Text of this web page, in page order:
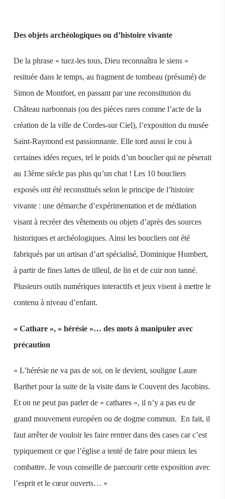
Des objets archéologiques ou d’histoire vivante
De la phrase « tuez-les tous, Dieu reconnaîtra le siens »
resituée dans le temps, au fragment de tombeau (présumé) de
Simon de Montfort, en passant par une reconstitution du
Château narbonnais (ou des pièces rares comme l’acte de la
création de la ville de Cordes-sur Ciel), l’exposition du musée
Saint-Raymond est passionnante. Elle tord aussi le cou à
certaines idées reçues, tel le poids d’un bouclier qui ne pèserait
au 13ème siècle pas plus qu’un chat ! Les 10 boucliers
exposés ont été reconstitués selon le principe de l’histoire
vivante : une démarche d’expérimentation et de médiation
visant à recréer des vêtements ou objets d’après des sources
historiques et archéologiques. Ainsi les boucliers ont été
fabriqués par un artisan d’art spécialisé, Dominique Humbert,
à partir de fines lattes de tilleul, de lin et de cuir non tanné.
Plusieurs outils numériques interactifs et jeux visent à mettre le
contenu à niveau d’enfant.
« Cathare », « hérésie »… des mots à manipuler avec
précaution
« L’hérésie ne va pas de soi, on le devient, souligne Laure
Barthet pour la suite de la visite dans le Couvent des Jacobins.
Et on ne peut pas parler de « cathares », il n’y a pas eu de
grand mouvement européen ou de dogme commun. En fait, il
faut arrêter de vouloir les faire rentrer dans des cases car c’est
typiquement ce que l’église a tenté de faire pour mieux les
combattre. Je vous conseille de parcourir cette exposition avec
l’esprit et le cœur ouverts… »